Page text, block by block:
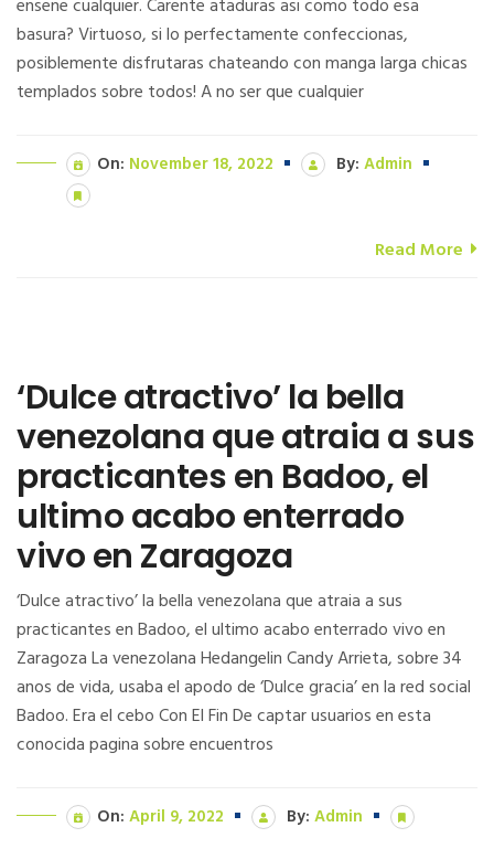
ensene cualquier. Carente ataduras asi­ como todo esa
basura? Virtuoso, si lo perfectamente confeccionas,
posiblemente disfrutaras chateando con manga larga chicas
templados sobre todos! A no ser que cualquier
On: November 18, 2022 By: Admin
Read More
‘Dulce atractivo’ la bella
venezolana que atraia a sus
practicantes en Badoo, el
ultimo acabo enterrado
vivo en Zaragoza
‘Dulce atractivo’ la bella venezolana que atraia a sus
practicantes en Badoo, el ultimo acabo enterrado vivo en
Zaragoza La venezolana Hedangelin Candy Arrieta, sobre 34
anos de vida, usaba el apodo de ‘Dulce gracia’ en la red social
Badoo. Era el cebo Con El Fin De captar usuarios en esta
conocida pagina sobre encuentros
On: April 9, 2022 By: Admin